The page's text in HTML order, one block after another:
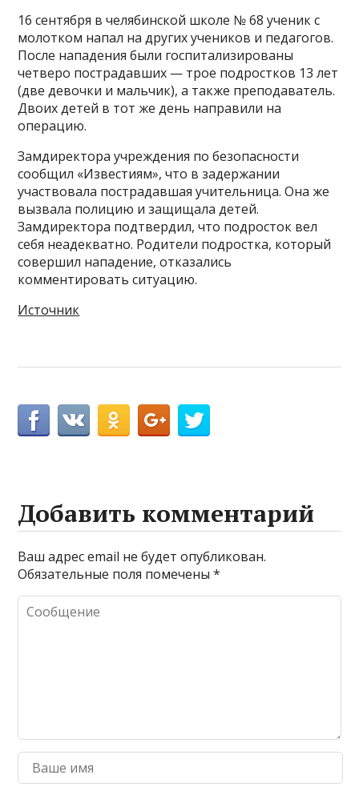
16 сентября в челябинской школе № 68 ученик с
молотком напал на других учеников и педагогов.
После нападения были госпитализированы
четверо пострадавших — трое подростков 13 лет
(две девочки и мальчик), а также преподаватель.
Двоих детей в тот же день направили на
операцию.
Замдиректора учреждения по безопасности
сообщил «Известиям», что в задержании
участвовала пострадавшая учительница. Она же
вызвала полицию и защищала детей.
Замдиректора подтвердил, что подросток вел
себя неадекватно. Родители подростка, который
совершил нападение, отказались
комментировать ситуацию.
Источник
Добавить комментарий
Ваш адрес email не будет опубликован.
Обязательные поля помечены*